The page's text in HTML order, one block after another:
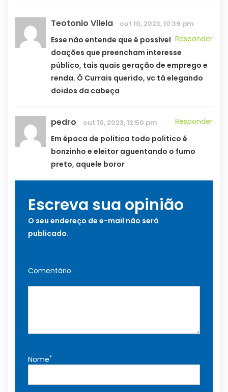
Teotonio Vilela out 10, 2023, 10:39 pm
Responder
Esse não entende que é possível
doações que preencham interesse
público, tais quais geração de emprego e
renda. Ô Currais querido, vc tá elegando
doidos da cabeça
pedro out 10, 2023, 12:50 pm
Responder
Em época de politica todo politico é
bonzinho e eleitor aguentando o fumo
preto, aquele boror
Escreva sua opinião
O seu endereço de e-mail não será
publicado.
Comentário
Nome*